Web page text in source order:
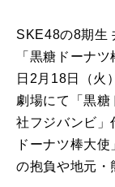
SKE48の8期生
「黒糖ドーナ
日2月18日（火
劇場にて「黒
社フジバンビ」
ドーナツ棒大
の抱負や地元・